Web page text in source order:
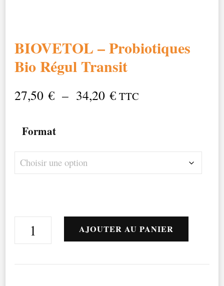
BIOVETOL – Probiotiques
Bio Régul Transit
27,50 € – 34,20 €Plage
27,50 €
à
TTC
Format
quantité
de
BIOVETOL
AJOUTER AU PANIER